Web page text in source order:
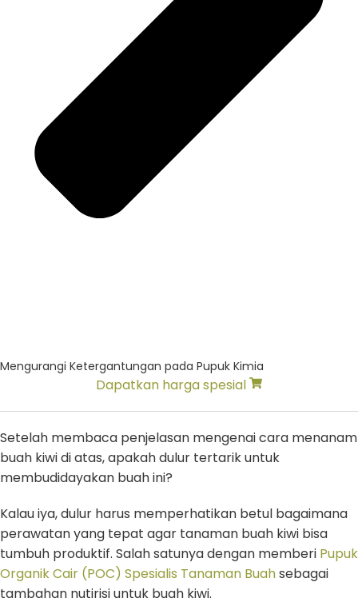
Mengurangi Ketergantungan pada Pupuk Kimia
Dapatkan harga spesial
Setelah membaca penjelasan mengenai cara menanam
buah kiwi di atas, apakah dulur tertarik untuk
membudidayakan buah ini?
Kalau iya, dulur harus memperhatikan betul bagaimana
perawatan yang tepat agar tanaman buah kiwi bisa
tumbuh produktif. Salah satunya dengan memberi Pupuk
Organik Cair (POC) Spesialis Tanaman Buahsebagai
tambahan nutirisi untuk buah kiwi.